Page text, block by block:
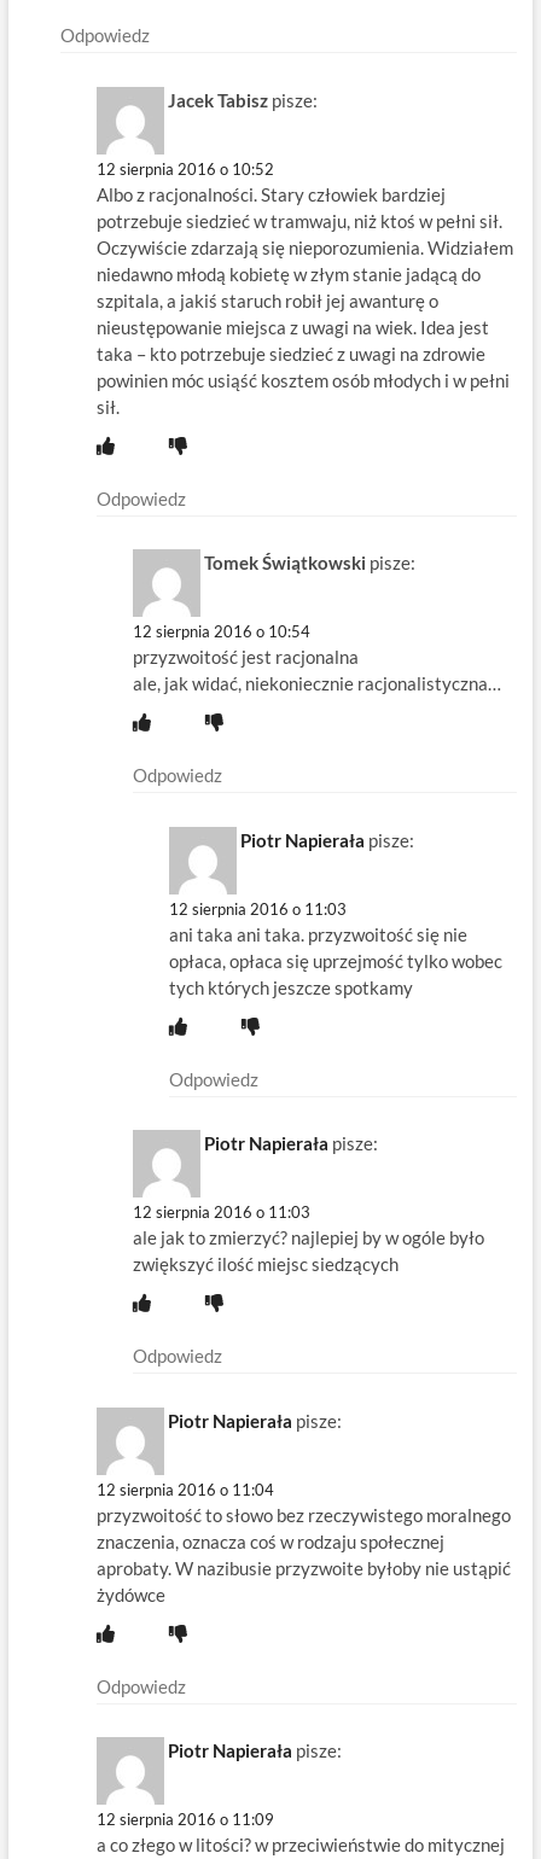
Odpowiedz
Jacek Tabisz pisze:
12 sierpnia 2016 o 10:52
Albo z racjonalności. Stary człowiek bardziej
potrzebuje siedzieć w tramwaju, niż ktoś w pełni sił.
Oczywiście zdarzają się nieporozumienia. Widziałem
niedawno młodą kobietę w złym stanie jadącą do
szpitala, a jakiś staruch robił jej awanturę o
nieustępowanie miejsca z uwagi na wiek. Idea jest
taka – kto potrzebuje siedzieć z uwagi na zdrowie
powinien móc usiąść kosztem osób młodych i w pełni
sił.
Odpowiedz
Tomek Świątkowski pisze:
12 sierpnia 2016 o 10:54
przyzwoitość jest racjonalna
ale, jak widać, niekoniecznie racjonalistyczna…
Odpowiedz
Piotr Napierała pisze:
12 sierpnia 2016 o 11:03
ani taka ani taka. przyzwoitość się nie
opłaca, opłaca się uprzejmość tylko wobec
tych których jeszcze spotkamy
Odpowiedz
Piotr Napierała pisze:
12 sierpnia 2016 o 11:03
ale jak to zmierzyć? najlepiej by w ogóle było
zwiększyć ilość miejsc siedzących
Odpowiedz
Piotr Napierała pisze:
12 sierpnia 2016 o 11:04
przyzwoitość to słowo bez rzeczywistego moralnego
znaczenia, oznacza coś w rodzaju społecznej
aprobaty. W nazibusie przyzwoite byłoby nie ustąpić
żydówce
Odpowiedz
Piotr Napierała pisze:
12 sierpnia 2016 o 11:09
a co złego w litości? w przeciwieństwie do mitycznej